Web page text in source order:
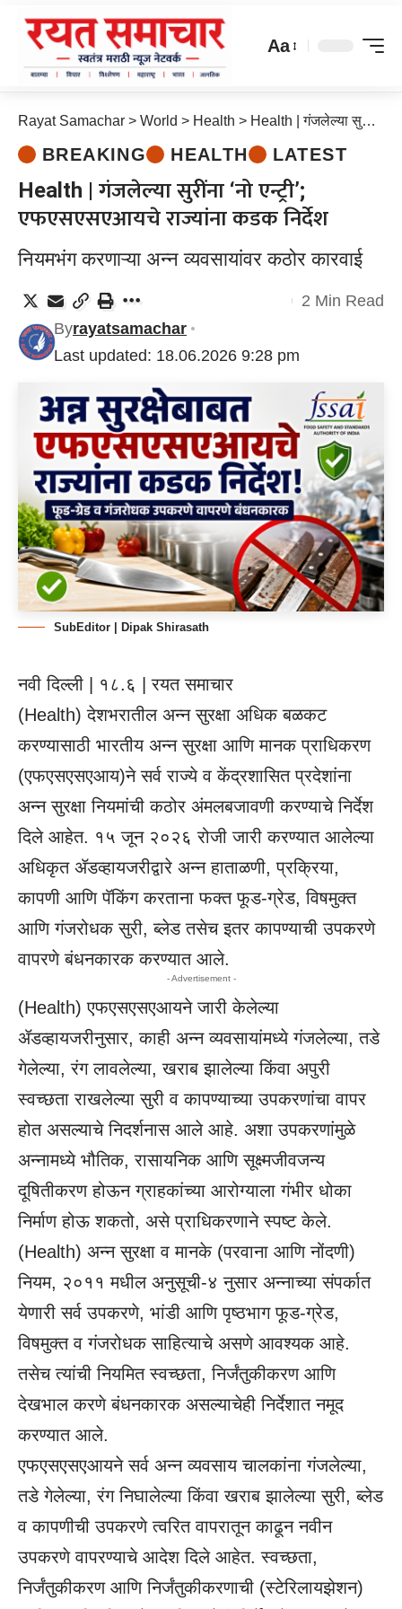
Aa
Rayat Samachar > World > Health > Health | गंजलेल्या सुरींना ‘नो एन्ट्री’; एफएसएसएआयचे राज्यांना कडक निर्देश
BREAKING HEALTH LATEST
Health | गंजलेल्या सुरींना ‘नो एन्ट्री’;
एफएसएसएआयचे राज्यांना कडक निर्देश
नियमभंग करणाऱ्या अन्न व्यवसायांवर कठोर कारवाई
Last updated: 18.06.2026 9:28 pm
Byrayatsamachar
2 Min Read
SubEditor | Dipak Shirasath
नवी दिल्ली | १८.६ | रयत समाचार
(Health) देशभरातील अन्न सुरक्षा अधिक बळकट
करण्यासाठी भारतीय अन्न सुरक्षा आणि मानक प्राधिकरण
(एफएसएसएआय)ने सर्व राज्ये व केंद्रशासित प्रदेशांना
अन्न सुरक्षा नियमांची कठोर अंमलबजावणी करण्याचे निर्देश
दिले आहेत. १५ जून २०२६ रोजी जारी करण्यात आलेल्या
अधिकृत ॲडव्हायजरीद्वारे अन्न हाताळणी, प्रक्रिया,
कापणी आणि पॅकिंग करताना फक्त फूड-ग्रेड, विषमुक्त
आणि गंजरोधक सुरी, ब्लेड तसेच इतर कापण्याची उपकरणे
वापरणे बंधनकारक करण्यात आले.
- Advertisement -
(Health) एफएसएसएआयने जारी केलेल्या
ॲडव्हायजरीनुसार, काही अन्न व्यवसायांमध्ये गंजलेल्या, तडे
गेलेल्या, रंग लावलेल्या, खराब झालेल्या किंवा अपुरी
स्वच्छता राखलेल्या सुरी व कापण्याच्या उपकरणांचा वापर
होत असल्याचे निदर्शनास आले आहे. अशा उपकरणांमुळे
अन्नामध्ये भौतिक, रासायनिक आणि सूक्ष्मजीवजन्य
दूषितीकरण होऊन ग्राहकांच्या आरोग्याला गंभीर धोका
निर्माण होऊ शकतो, असे प्राधिकरणाने स्पष्ट केले.
(Health) अन्न सुरक्षा व मानके (परवाना आणि नोंदणी)
नियम, २०११ मधील अनुसूची-४ नुसार अन्नाच्या संपर्कात
येणारी सर्व उपकरणे, भांडी आणि पृष्ठभाग फूड-ग्रेड,
विषमुक्त व गंजरोधक साहित्याचे असणे आवश्यक आहे.
तसेच त्यांची नियमित स्वच्छता, निर्जंतुकीकरण आणि
देखभाल करणे बंधनकारक असल्याचेही निर्देशात नमूद
करण्यात आले.
एफएसएसएआयने सर्व अन्न व्यवसाय चालकांना गंजलेल्या,
तडे गेलेल्या, रंग निघालेल्या किंवा खराब झालेल्या सुरी, ब्लेड
व कापणीची उपकरणे त्वरित वापरातून काढून नवीन
उपकरणे वापरण्याचे आदेश दिले आहेत. स्वच्छता,
निर्जंतुकीकरण आणि निर्जंतुकीकरणाची (स्टेरिलायझेशन)